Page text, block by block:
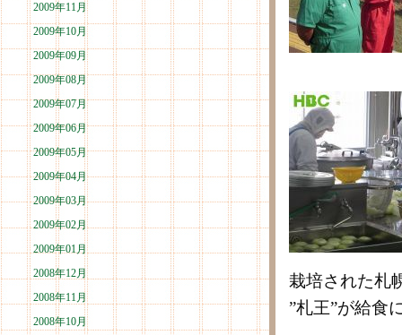
2009年11月
2009年10月
2009年09月
2009年08月
2009年07月
2009年06月
2009年05月
2009年04月
2009年03月
2009年02月
2009年01月
2008年12月
2008年11月
2008年10月
栽培された札
”札王”が給食